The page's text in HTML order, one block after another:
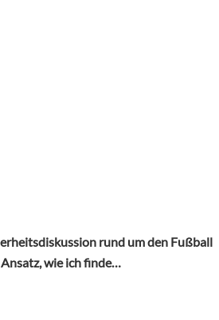
rund um den Fußball
wie ich finde…